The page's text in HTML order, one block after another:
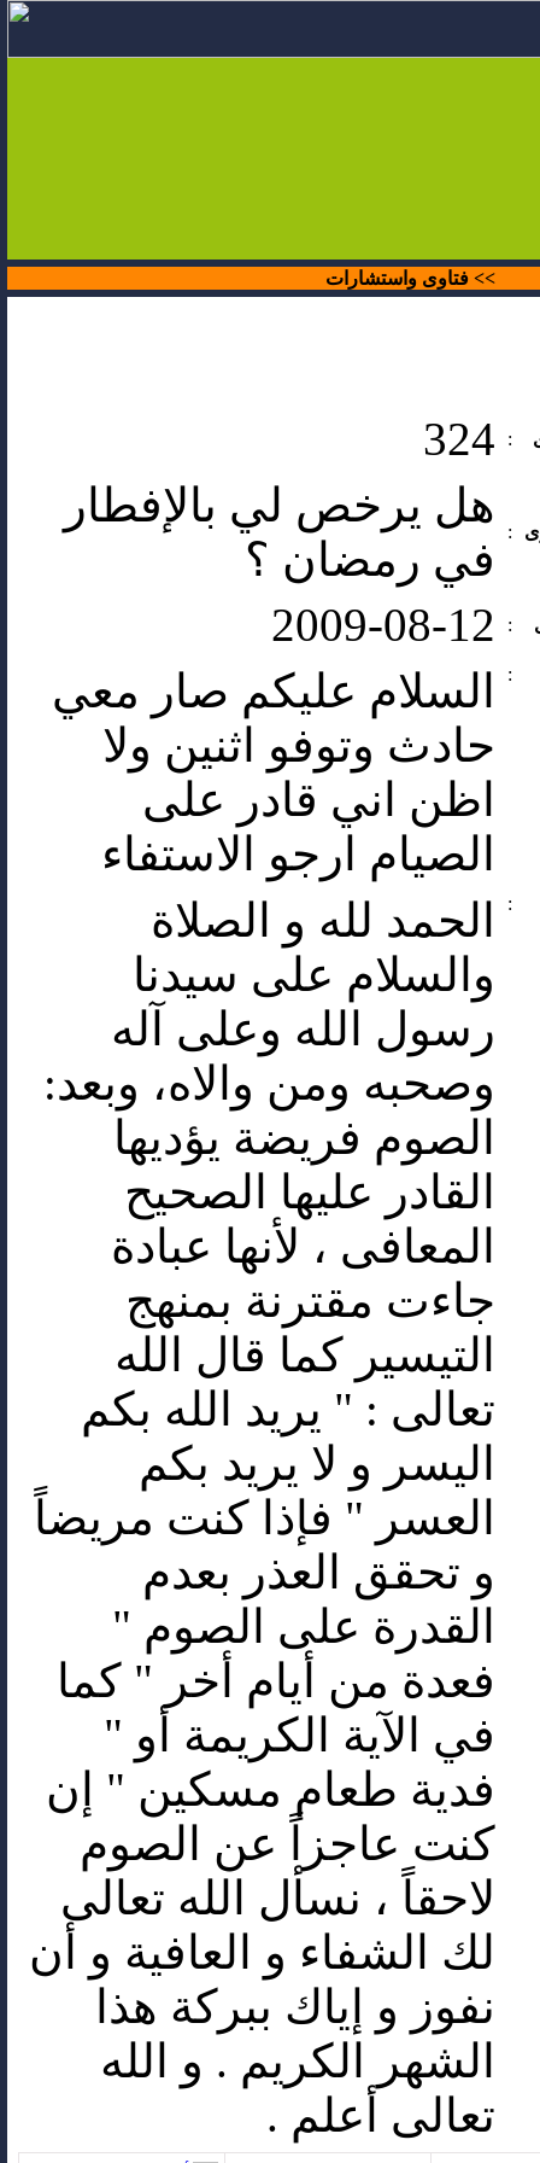
>> فتاوى واستشارات
324 :
هل يرخص لي بالإفطار
في رمضان ؟
:
2009-08-12 :
السلام عليكم صار معي
حادث وتوفو اثنين ولا
اظن اني قادر على
الصيام ارجو الاستفاء
:
الحمد لله و الصلاة
والسلام على سيدنا
رسول الله وعلى آله
وصحبه ومن والاه، وبعد:
الصوم فريضة يؤديها
القادر عليها الصحيح
المعافى ، لأنها عبادة
جاءت مقترنة بمنهج
التيسير كما قال الله
تعالى : " يريد الله بكم
اليسر و لا يريد بكم
العسر " فإذا كنت مريضاً
و تحقق العذر بعدم
القدرة على الصوم "
فعدة من أيام أخر " كما
في الآية الكريمة أو "
فدية طعام مسكين " إن
كنت عاجزاً عن الصوم
لاحقاً ، نسأل الله تعالى
لك الشفاء و العافية و أن
نفوز و إياك ببركة هذا
الشهر الكريم . و الله
تعالى أعلم .
: